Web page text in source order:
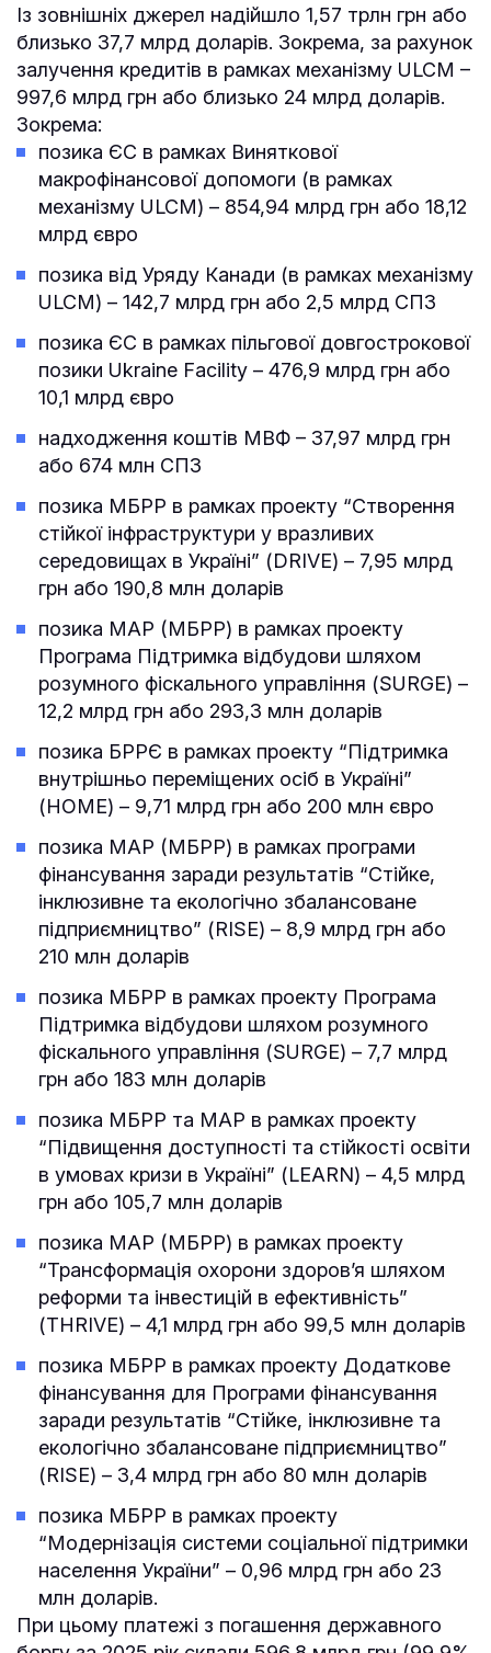
Із зовнішніх джерел надійшло 1,57 трлн грн або
близько 37,7 млрд доларів. Зокрема, за рахунок
залучення кредитів в рамках механізму ULCM –
997,6 млрд грн або близько 24 млрд доларів.
Зокрема:
позика ЄС в рамках Виняткової
макрофінансової допомоги (в рамках
механізму ULCM) – 854,94 млрд грн або 18,12
млрд євро
позика від Уряду Канади (в рамках механізму
ULCM) – 142,7 млрд грн або 2,5 млрд СПЗ
позика ЄС в рамках пільгової довгострокової
позики Ukraine Facility – 476,9 млрд грн або
10,1 млрд євро
надходження коштів МВФ – 37,97 млрд грн
або 674 млн СПЗ
позика МБРР в рамках проекту “Створення
стійкої інфраструктури у вразливих
середовищах в Україні” (DRIVE) – 7,95 млрд
грн або 190,8 млн доларів
позика МАР (МБРР) в рамках проекту
Програма Підтримка відбудови шляхом
розумного фіскального управління (SURGE) –
12,2 млрд грн або 293,3 млн доларів
позика БРРЄ в рамках проекту “Підтримка
внутрішньо переміщених осіб в Україні”
(HOME) – 9,71 млрд грн або 200 млн євро
позика МАР (МБРР) в рамках програми
фінансування заради результатів “Стійке,
інклюзивне та екологічно збалансоване
підприємництво” (RISE) – 8,9 млрд грн або
210 млн доларів
позика МБРР в рамках проекту Програма
Підтримка відбудови шляхом розумного
фіскального управління (SURGE) – 7,7 млрд
грн або 183 млн доларів
позика МБРР та МАР в рамках проекту
“Підвищення доступності та стійкості освіти
в умовах кризи в Україні” (LEARN) – 4,5 млрд
грн або 105,7 млн доларів
позика МАР (МБРР) в рамках проекту
“Трансформація охорони здоров’я шляхом
реформи та інвестицій в ефективність”
(THRIVE) – 4,1 млрд грн або 99,5 млн доларів
позика МБРР в рамках проекту Додаткове
фінансування для Програми фінансування
заради результатів “Стійке, інклюзивне та
екологічно збалансоване підприємництво”
(RISE) – 3,4 млрд грн або 80 млн доларів
позика МБРР в рамках проекту
“Модернізація системи соціальної підтримки
населення України” – 0,96 млрд грн або 23
млн доларів.
При цьому платежі з погашення державного